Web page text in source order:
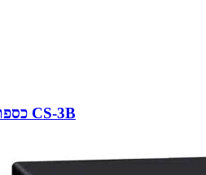
כספת ביומטרית קטנה 16 ליטר CS-3B